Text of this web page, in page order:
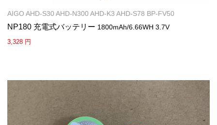
AIGO AHD-S30 AHD-N300 AHD-K3 AHD-S78 BP-FV50
NP180 充電式バッテリー 1800mAh/6.66WH 3.7V
3,328 円